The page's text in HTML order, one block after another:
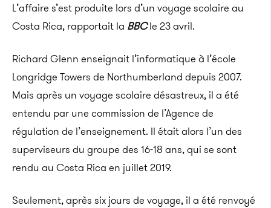
L’affaire s’est produite lors d’un voyage scolaire au
Costa Rica, rapportait la BBCle 23 avril.
Richard Glenn enseignait l’informatique à l’école
Longridge Towers de Northumberland depuis 2007.
Mais après un voyage scolaire désastreux, il a été
entendu par une commission de l’Agence de
régulation de l’enseignement. Il était alors l’un des
superviseurs du groupe des 16-18 ans, qui se sont
rendu au Costa Rica en juillet 2019.
Seulement, après six jours de voyage, il a été renvoyé